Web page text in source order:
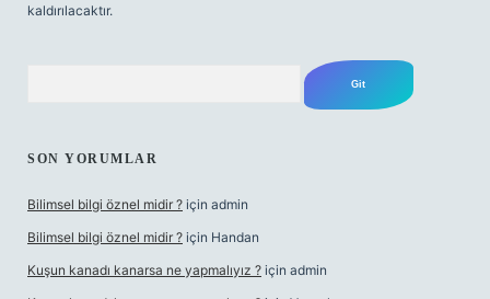
kaldırılacaktır.
SON YORUMLAR
Bilimsel bilgi öznel midir ? için admin
Bilimsel bilgi öznel midir ? için Handan
Kuşun kanadı kanarsa ne yapmalıyız ? için admin